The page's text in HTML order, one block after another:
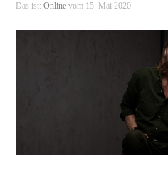
Das ist: Onlinevom 15. Mai 2020